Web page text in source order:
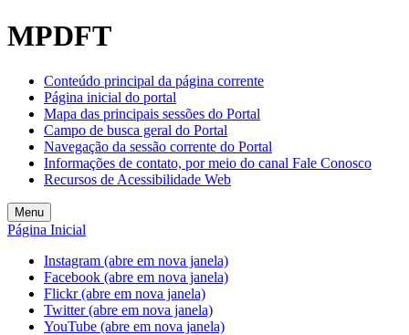
Welcome
to
One
Accessibility
screen
reader.
start
All
in
One
Accessibility
screen
reader,
press
"Ctrl
MPDFT
Conteúdo principal da página corrente
Página inicial do portal
Mapa das principais sessões do Portal
Campo de busca geral do Portal
Navegação da sessão corrente do Portal
Informações de contato, por meio do canal Fale Conosco
Recursos de Acessibilidade Web
Menu
Página Inicial
Instagram (abre em nova janela)
Facebook (abre em nova janela)
Flickr (abre em nova janela)
Twitter (abre em nova janela)
YouTube (abre em nova janela)